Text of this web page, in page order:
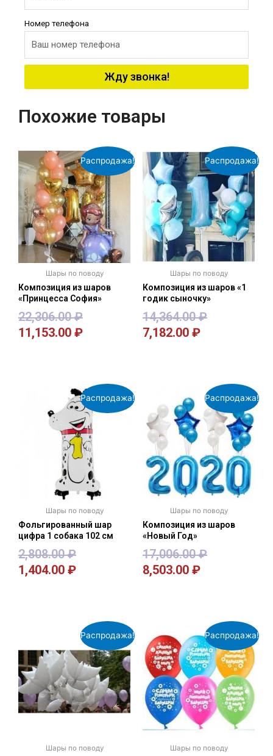
Номер телефона
Жду звонка!
Похожие товары
Распродажа!
Шары по поводу
Композиция из шаров
«Принцесса София»
22,306.00₽
11,153.00 ₽
Распродажа!
Шары по поводу
Композиция из шаров «1
годик сыночку»
14,364.00₽
7,182.00 ₽
Распродажа!
Шары по поводу
Фольгированный шар
цифра 1 собака 102 см
2,808.00₽
1,404.00 ₽
Распродажа!
Шары по поводу
Композиция из шаров
«Новый Год»
17,006.00₽
8,503.00 ₽
Распродажа!
Шары по поводу
Распродажа!
Шары по поводу